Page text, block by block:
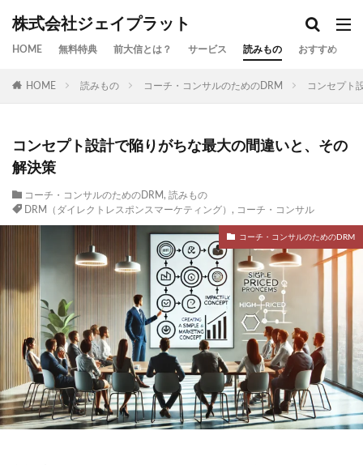
株式会社ジェイプラット
HOME 無料特典 前大信とは？ サービス 読みもの おすすめ
HOME 読みもの コーチ・コンサルのためのDRM コンセプト
コンセプト設計で陥りがちな最大の間違いと、その
解決策
コーチ・コンサルのためのDRM , 読みもの
DRM（ダイレクトレスポンスマーケティング）
, コーチ・コンサル
コーチ・コンサルのためのDRM